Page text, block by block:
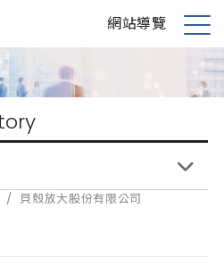
網站導覽
展
選
單
/ 貝殼放大股份有限公司